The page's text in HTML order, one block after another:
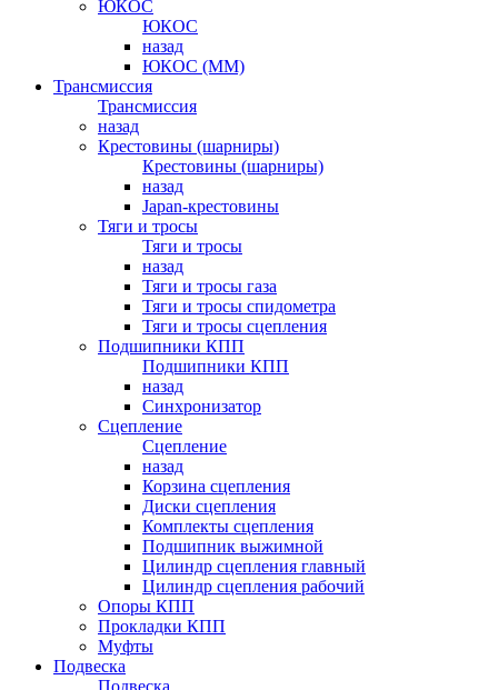
ЮКОС
ЮКОС
назад
ЮКОС (ММ)
Трансмиссия
Трансмиссия
назад
Крестовины (шарниры)
Крестовины (шарниры)
назад
Japan-крестовины
Тяги и тросы
Тяги и тросы
назад
Тяги и тросы газа
Тяги и тросы спидометра
Тяги и тросы сцепления
Подшипники КПП
Подшипники КПП
назад
Синхронизатор
Сцепление
Сцепление
назад
Корзина сцепления
Диски сцепления
Комплекты сцепления
Подшипник выжимной
Цилиндр сцепления главный
Цилиндр сцепления рабочий
Опоры КПП
Прокладки КПП
Муфты
Подвеска
Подвеска